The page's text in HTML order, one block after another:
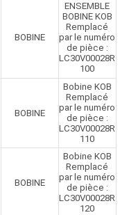
BOBINE
ENSEMBLE
BOBINE KOB
Remplacé
par le numéro
de pièce :
LC30V00028R
100
BOBINE
Bobine KOB
Remplacé
par le numéro
de pièce :
LC30V00028R
110
BOBINE
Bobine KOB
Remplacé
par le numéro
de pièce :
LC30V00028R
120